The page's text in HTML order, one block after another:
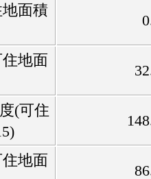
面積
地面
(可住
地面